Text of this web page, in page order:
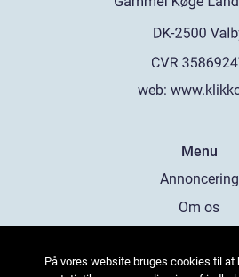
web:
Menu
Annoncering
Om os
Kontakt os
På vores website bruges cookies til at